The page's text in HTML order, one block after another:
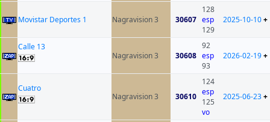
Movistar Deportes 1 Nagravision 3 30607
128
esp
129
2025-10-10+
Calle 13
Nagravision 3
30608
92
esp
93
2026-02-19+
Cuatro
Nagravision 3
30610
124
esp
125
vo
2025-06-23+